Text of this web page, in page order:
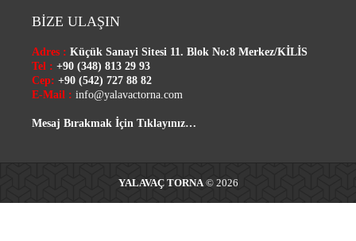
BİZE ULAŞIN
Adres : Küçük Sanayi Sitesi 11. Blok No:8 Merkez/KİLİS
Tel : +90 (348) 813 29 93
Cep: +90 (542) 727 88 82
E-Mail : info@yalavactorna.com
Mesaj Bırakmak İçin Tıklayınız…
YALAVAÇ TORNA© 2026